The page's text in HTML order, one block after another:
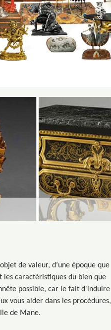
de valeur, d’une époque que
les caractéristiques du bien que
possible, car le fait d'induire
vous aider dans les procédures,
de Mane.